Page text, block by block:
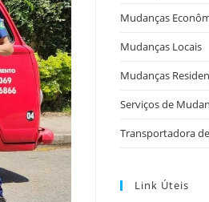
Mudanças
Mudanças Locais
Mudanças
Serviços de
Transportadora
Link Úteis